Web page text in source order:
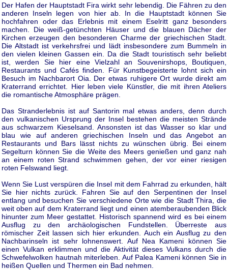
Der Hafen der Hauptstadt Fira wirkt sehr lebendig. Die Fähren zu den
anderen Inseln legen von hier ab. In die Hauptstadt können Sie
hochfahren oder das Erlebnis mit einem Eselritt ganz besonders
machen. Die weiß-getünchten Häuser und die blauen Dächer der
Kirchen erzeugen den besonderen Charme der griechischen Stadt.
Die Altstadt ist verkehrsfrei und lädt insbesondere zum Bummeln in
den vielen kleinen Gassen ein. Da die Stadt touristisch sehr beliebt
ist, werden Sie hier eine Vielzahl an Souvenirshops, Boutiquen,
Restaurants und Cafés finden. Für Kunstbegeisterte lohnt sich ein
Besuch im Nachbarort Oia. Der etwas ruhigere Ort wurde direkt am
Kraterrand errichtet. Hier leben viele Künstler, die mit ihren Ateliers
die romantische Atmosphäre prägen.
Das Stranderlebnis ist auf Santorin mal etwas anders, denn durch
den vulkanischen Ursprung der Insel bestehen die meisten Strände
aus schwarzem Kieselsand. Ansonsten ist das Wasser so klar und
blau wie auf anderen griechischen Inseln und das Angebot an
Restaurants und Bars lässt nichts zu wünschen übrig. Bei einem
Segelturn können Sie die Weite des Meers genießen und ganz nah
an einem roten Strand schwimmen gehen, der vor einer riesigen
roten Felswand liegt.
Wenn Sie Lust verspüren die Insel mit dem Fahrrad zu erkunden, hält
Sie hier nichts zurück. Fahren Sie auf den Serpentinen der Insel
entlang und besuchen Sie verschiedene Orte wie die Stadt Thira, die
weit oben auf dem Kraterrand liegt und einen atemberaubenden Blick
hinunter zum Meer gestattet. Historisch spannend wird es bei einem
Ausflug zu den archäologischen Fundstellen. Überreste aus
römischer Zeit lassen sich hier erkunden. Auch ein Ausflug zu den
Nachbarinseln ist sehr lohnenswert. Auf Nea Kameni können Sie
einen Vulkan erklimmen und die Aktivität dieses Vulkans durch die
Schwefelwolken hautnah miterleben. Auf Palea Kameni können Sie in
heißen Quellen und Thermen ein Bad nehmen.